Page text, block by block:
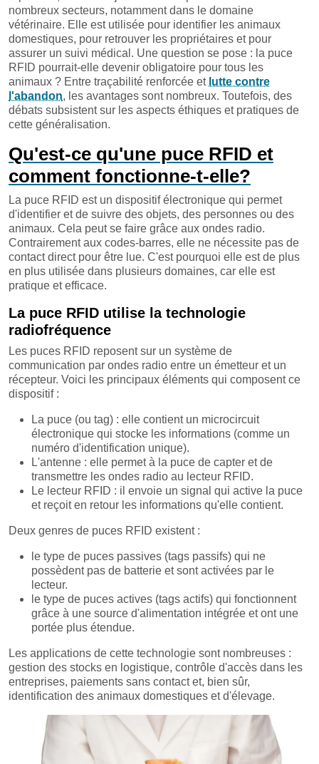
nombreux secteurs, notamment dans le domaine
vétérinaire. Elle est utilisée pour identifier les animaux
domestiques, pour retrouver les propriétaires et pour
assurer un suivi médical. Une question se pose : la puce
RFID pourrait-elle devenir obligatoire pour tous les
animaux ? Entre traçabilité renforcée et lutte contre
l'abandon, les avantages sont nombreux. Toutefois, des
débats subsistent sur les aspects éthiques et pratiques de
cette généralisation.
Qu'est-ce qu'une puce RFID et
comment fonctionne-t-elle?
La puce RFID est un dispositif électronique qui permet
d'identifier et de suivre des objets, des personnes ou des
animaux. Cela peut se faire grâce aux ondes radio.
Contrairement aux codes-barres, elle ne nécessite pas de
contact direct pour être lue. C'est pourquoi elle est de plus
en plus utilisée dans plusieurs domaines, car elle est
pratique et efficace.
La puce RFID utilise la technologie
radiofréquence
Les puces RFID reposent sur un système de
communication par ondes radio entre un émetteur et un
récepteur. Voici les principaux éléments qui composent ce
dispositif :
La puce (ou tag) : elle contient un microcircuit
électronique qui stocke les informations (comme un
numéro d'identification unique).
L'antenne : elle permet à la puce de capter et de
transmettre les ondes radio au lecteur RFID.
Le lecteur RFID : il envoie un signal qui active la puce
et reçoit en retour les informations qu'elle contient.
Deux genres de puces RFID existent :
le type de puces passives (tags passifs) qui ne
possèdent pas de batterie et sont activées par le
lecteur.
le type de puces actives (tags actifs) qui fonctionnent
grâce à une source d'alimentation intégrée et ont une
portée plus étendue.
Les applications de cette technologie sont nombreuses :
gestion des stocks en logistique, contrôle d'accès dans les
entreprises, paiements sans contact et, bien sûr,
identification des animaux domestiques et d'élevage.